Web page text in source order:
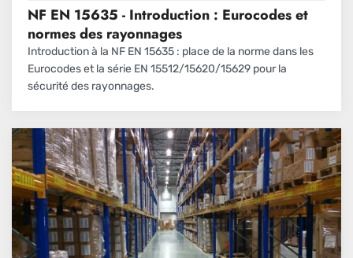
NF EN 15635 - Introduction : Eurocodes et
normes des rayonnages
Introduction à la NF EN 15635 : place de la norme dans les
Eurocodes et la série EN 15512/15620/15629 pour la
sécurité des rayonnages.